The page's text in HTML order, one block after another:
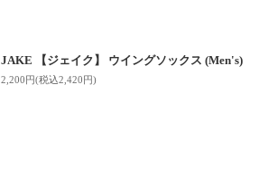
JAKE 【ジェイク】 ウイングソックス (Men's)
2,200円(税込2,420円)